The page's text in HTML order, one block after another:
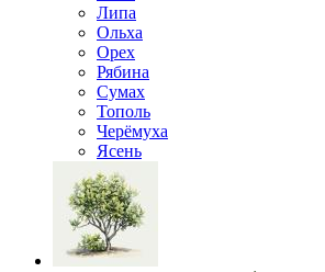
Липа
Ольха
Орех
Рябина
Сумах
Тополь
Черёмуха
Ясень